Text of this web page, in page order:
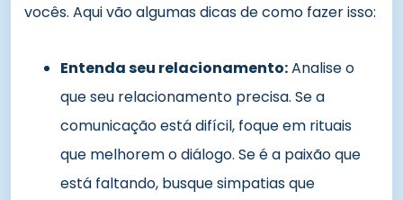
vocês. Aqui vão algumas dicas de como fazer isso:
Entenda seu relacionamento:Analise o
que seu relacionamento precisa. Se a
comunicação está difícil, foque em rituais
que melhorem o diálogo. Se é a paixão que
está faltando, busque simpatias que